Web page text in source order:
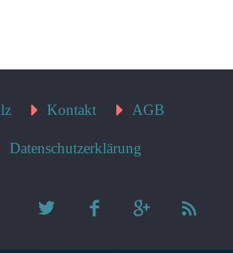
Kontakt AGB
Datenschutzerklärung